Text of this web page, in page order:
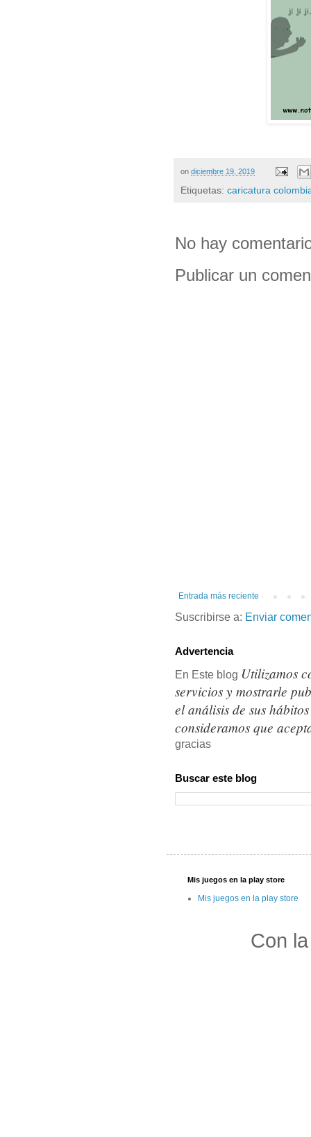
on diciembre 19, 2019
Etiquetas: caricatura
No hay
Publicar un
Entrada más reciente
Suscribirse a: Enviar
Advertencia
En Este blog Utilizamos
servicios y mostrarle
el análisis de sus
consideramos que
gracias
Buscar este blog
Mis juegos en la play store
Mis juegos en la play store
Con